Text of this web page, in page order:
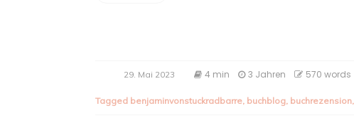
29. Mai 2023 4 min 3 Jahren 570 words
Tagged benjaminvonstuckradbarre, buchblog, buchrezension,